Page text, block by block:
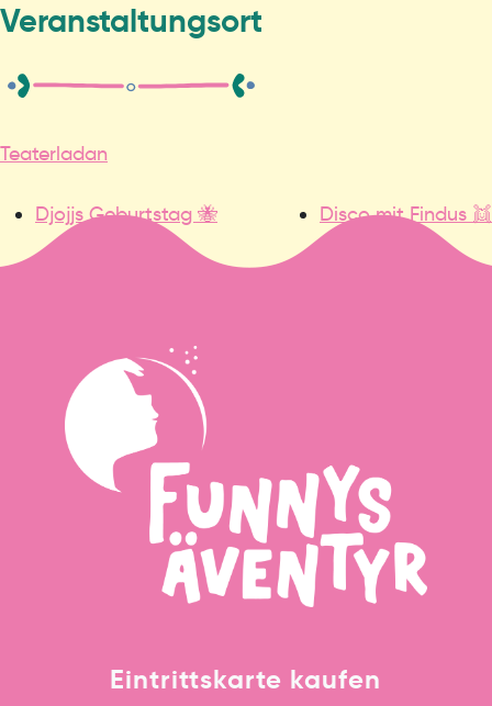
Veranstaltungsort
Teaterladan
Djojjs Geburtstag 🐝 Disco mit Findus 👯
Eintrittskarte kaufen